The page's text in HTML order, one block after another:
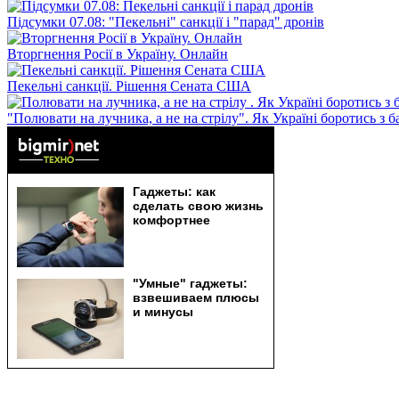
Підсумки 07.08: "Пекельні" санкції і "парад" дронів
Вторгнення Росії в Україну. Онлайн
Пекельні санкції. Рішення Сената США
"Полювати на лучника, а не на стрілу". Як Україні боротись з